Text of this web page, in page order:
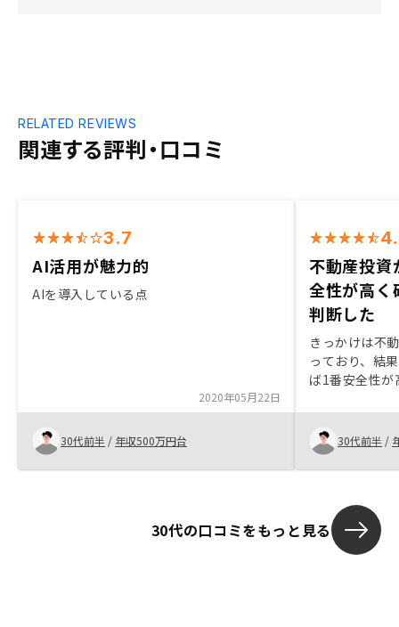
関連する評判・口コミ
RELATED REVIEWS
3.7
AI活用が魅力的
AIを導入している点
2020年05月22日
30代前半 / 年収500万円台
不動産投
全性が高く
判断した
きっかけは不
っており、結
ば1番安全性
方がとても丁
付き合いして
が大きい。常
らから見れる
30代前半 /
30代の口コミをもっと見る